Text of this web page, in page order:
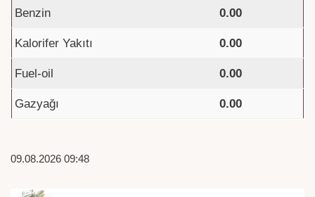
Benzin 0.00
Kalorifer Yakıtı 0.00
Fuel-oil 0.00
Gazyağı 0.00
09.08.2026 09:48